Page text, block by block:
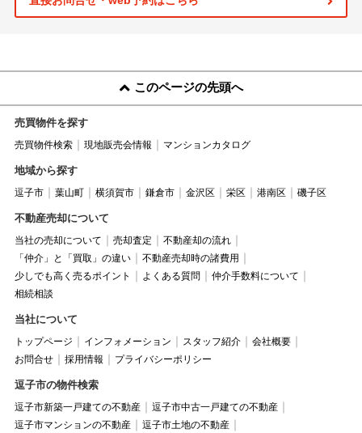
このページの先頭へ
売買物件を探す
売買物件検索 現地販売会情報 マンションカタログ
地域から探す
逗子市 葉山町 横須賀市 鎌倉市 金沢区 栄区 港南区 磯子区
不動産売却について
当社の売却について 売却査定
不動産却の流れ
「仲介」と「買取」の違い
不動産売却時の諸費用
少しでも高く売るポイント
よくある質問
仲介手数料について
相続相談
当社について
トップページ インフォメーション スタッフ紹介
会社概要
お問合せ
採用情報 プライバシーポリシー
逗子市の物件検索
逗子市新築一戸建ての不動産
逗子市中古一戸建ての不動産
逗子市マンションの不動産
逗子市土地の不動産